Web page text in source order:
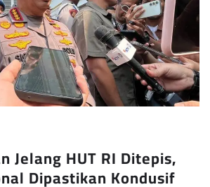
Jelang HUT RI Ditepis,
Dipastikan Kondusif